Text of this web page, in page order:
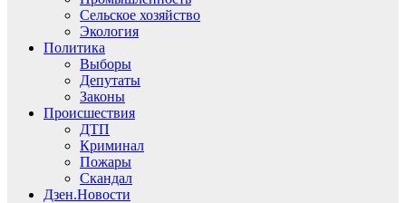
Сельское хозяйство
Экология
Политика
Выборы
Депутаты
Законы
Происшествия
ДТП
Криминал
Пожары
Скандал
Дзен.Новости